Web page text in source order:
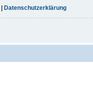
Datenschutzerklärung